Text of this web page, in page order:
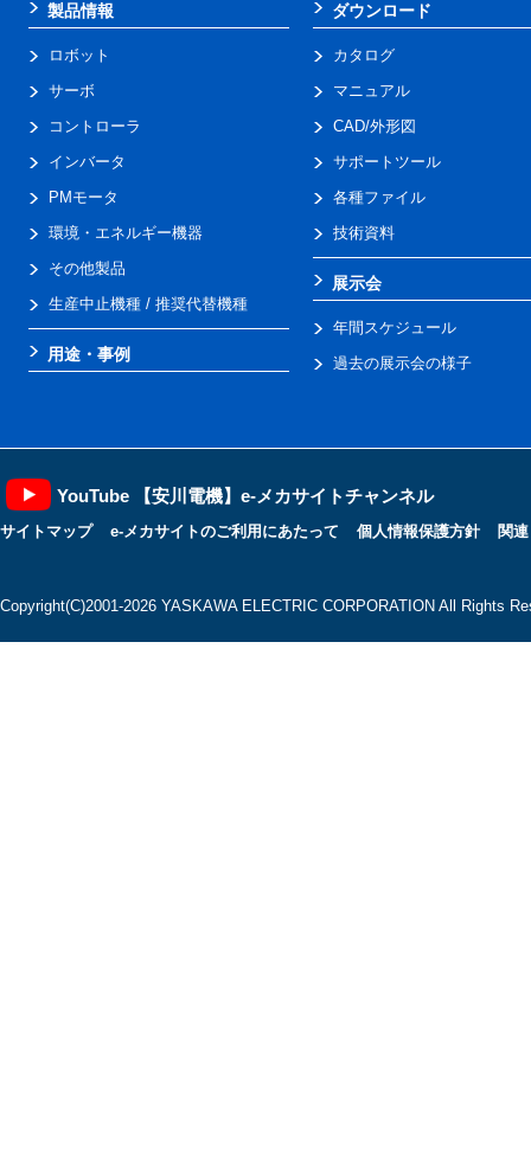
製品情報
ロボット
サーボ
コントローラ
インバータ
PMモータ
環境・エネルギー機器
その他製品
生産中止機種 / 推奨代替機種
用途・事例
ダウンロード
カタログ
マニュアル
CAD/外形図
サポートツール
各種ファイル
技術資料
展示会
年間スケジュール
過去の展示会の様子
YouTube 【安川電機】e-メカサイトチャンネル
サイトマップ e-メカサイトのご利用にあたって 個人情報保護方針 関
Copyright(C)2001‐2026 YASKAWA ELECTRIC CORPORATION All Rights